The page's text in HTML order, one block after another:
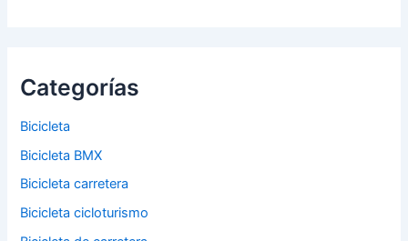
Categorías
Bicicleta
Bicicleta BMX
Bicicleta carretera
Bicicleta cicloturismo